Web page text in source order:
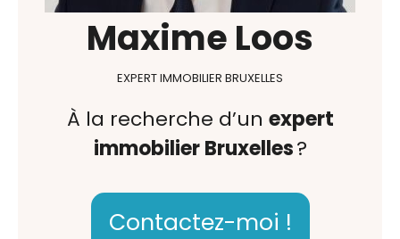
Maxime Loos
EXPERT IMMOBILIER BRUXELLES
À la recherche d’un expert
immobilier Bruxelles?
Contactez-moi !